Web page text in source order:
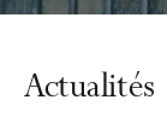
Actualités